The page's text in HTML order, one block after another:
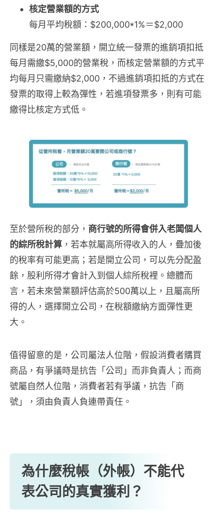
核定營業額的方式
每月平均稅額：$200,000*1%＝$2,000
同樣是20萬的營業額，開立統一發票的進銷項扣抵
每月需繳$5,000的營業稅，而核定營業額的方式平
均每月只需繳納$2,000，不過進銷項扣抵的方式在
發票的取得上較為彈性，若進項發票多，則有可能
繳得比核定方式低。
至於營所稅的部分， 商行號的所得會併入老闆個人
的綜所稅計算 ，若本就屬高所得收入的人，疊加後
的稅率有可能更高；若是開立公司，可以先分配盈
餘，股利所得才會計入到個人綜所稅裡。總體而
言，若未來營業額評估高於500萬以上，且屬高所
得的人，選擇開立公司，在稅額繳納方面彈性更
大。
值得留意的是，公司屬法人位階，假設消費者購買
商品，有爭議時是抗告「公司」而非負責人；而商
號屬自然人位階，消費者若有爭議，抗告「商
號」，須由負責人負連帶責任。
為什麼稅帳（外帳）不能代
表公司的真實獲利？